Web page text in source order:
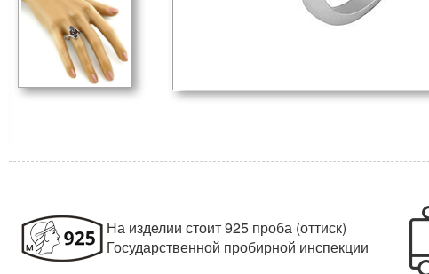
На изделии стоит 925 проба (оттиск)
Государственной пробирной инспекции